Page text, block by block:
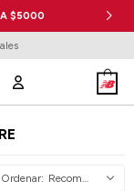
A $5000
Recomendados